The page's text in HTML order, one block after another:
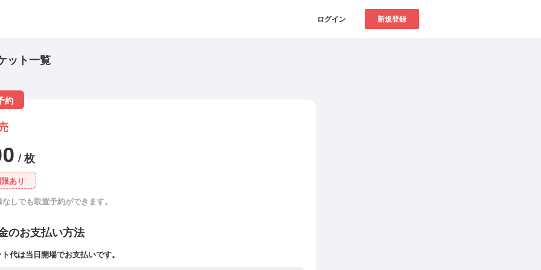
ログイン 新規登録
ット一覧
約
/ 枚
あり
しでも取置予約ができます。
のお支払い方法
代は当日開場でお支払いです。